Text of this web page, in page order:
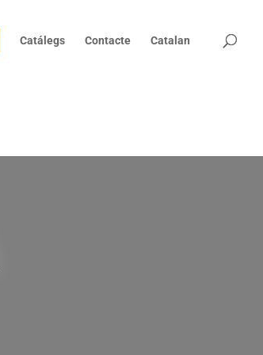
Catálegs Contacte Catalan